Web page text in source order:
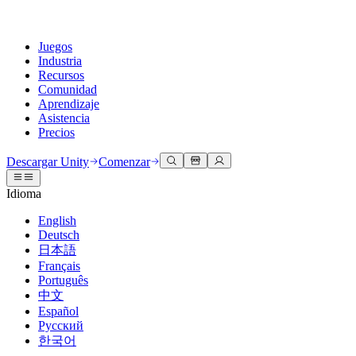
Juegos
Industria
Recursos
Comunidad
Aprendizaje
Asistencia
Precios
Motor de Unity
Crea juegos 2D y 3D para cualquier plataforma
Colaboración
Colabora e itera rápidamente con tu equipo
Descargar Unity
Planes y precios
Implementar
Multiplataforma
Colaboración 3D
Construye y revisa proyectos 3D en tiempo real
Capacitación envolvente
Capacitación en entornos envolventes
Experiencias del cliente
Crea experiencias interactivas en 3D
Industrias
Fabricación
Documentación
Herramientas para desarrolladores
Versiones de lanzamiento y rastreador de problemas
Hoja de ruta
Revisar características próximas
Glosario
Discusiones
Eventos
Eventos globales y locales
Historias de la comunidad
Hecho con Unity
Presentando a los creadores de Unity
Unity Learn
Domina las habilidades de Unity de forma gratuita
Capacitación profesional
Mejora tu equipo con entrenadores de Unity
¿No tienes experiencia con Unity?
Primeros pasos
Pon en marcha tu aprendizaje
Rutas esenciales de Unity
Obtener ayuda
Ayudándote a tener éxito con Unity
Planes de éxito
Alcanza tus metas más rápido con soporte experto
PREGUNTAS FRECUENTES
Respuestas a preguntas comunes
Contáctanos
Conéctate con nuestro equipo
Descargar Unity Comenzar
Idioma
English
Deutsch
日本語
Français
Português
中文
Español
Русский
한국어